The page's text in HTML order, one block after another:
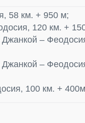
58 км. + 950 м;
120 км. +
–
–
100 км. +